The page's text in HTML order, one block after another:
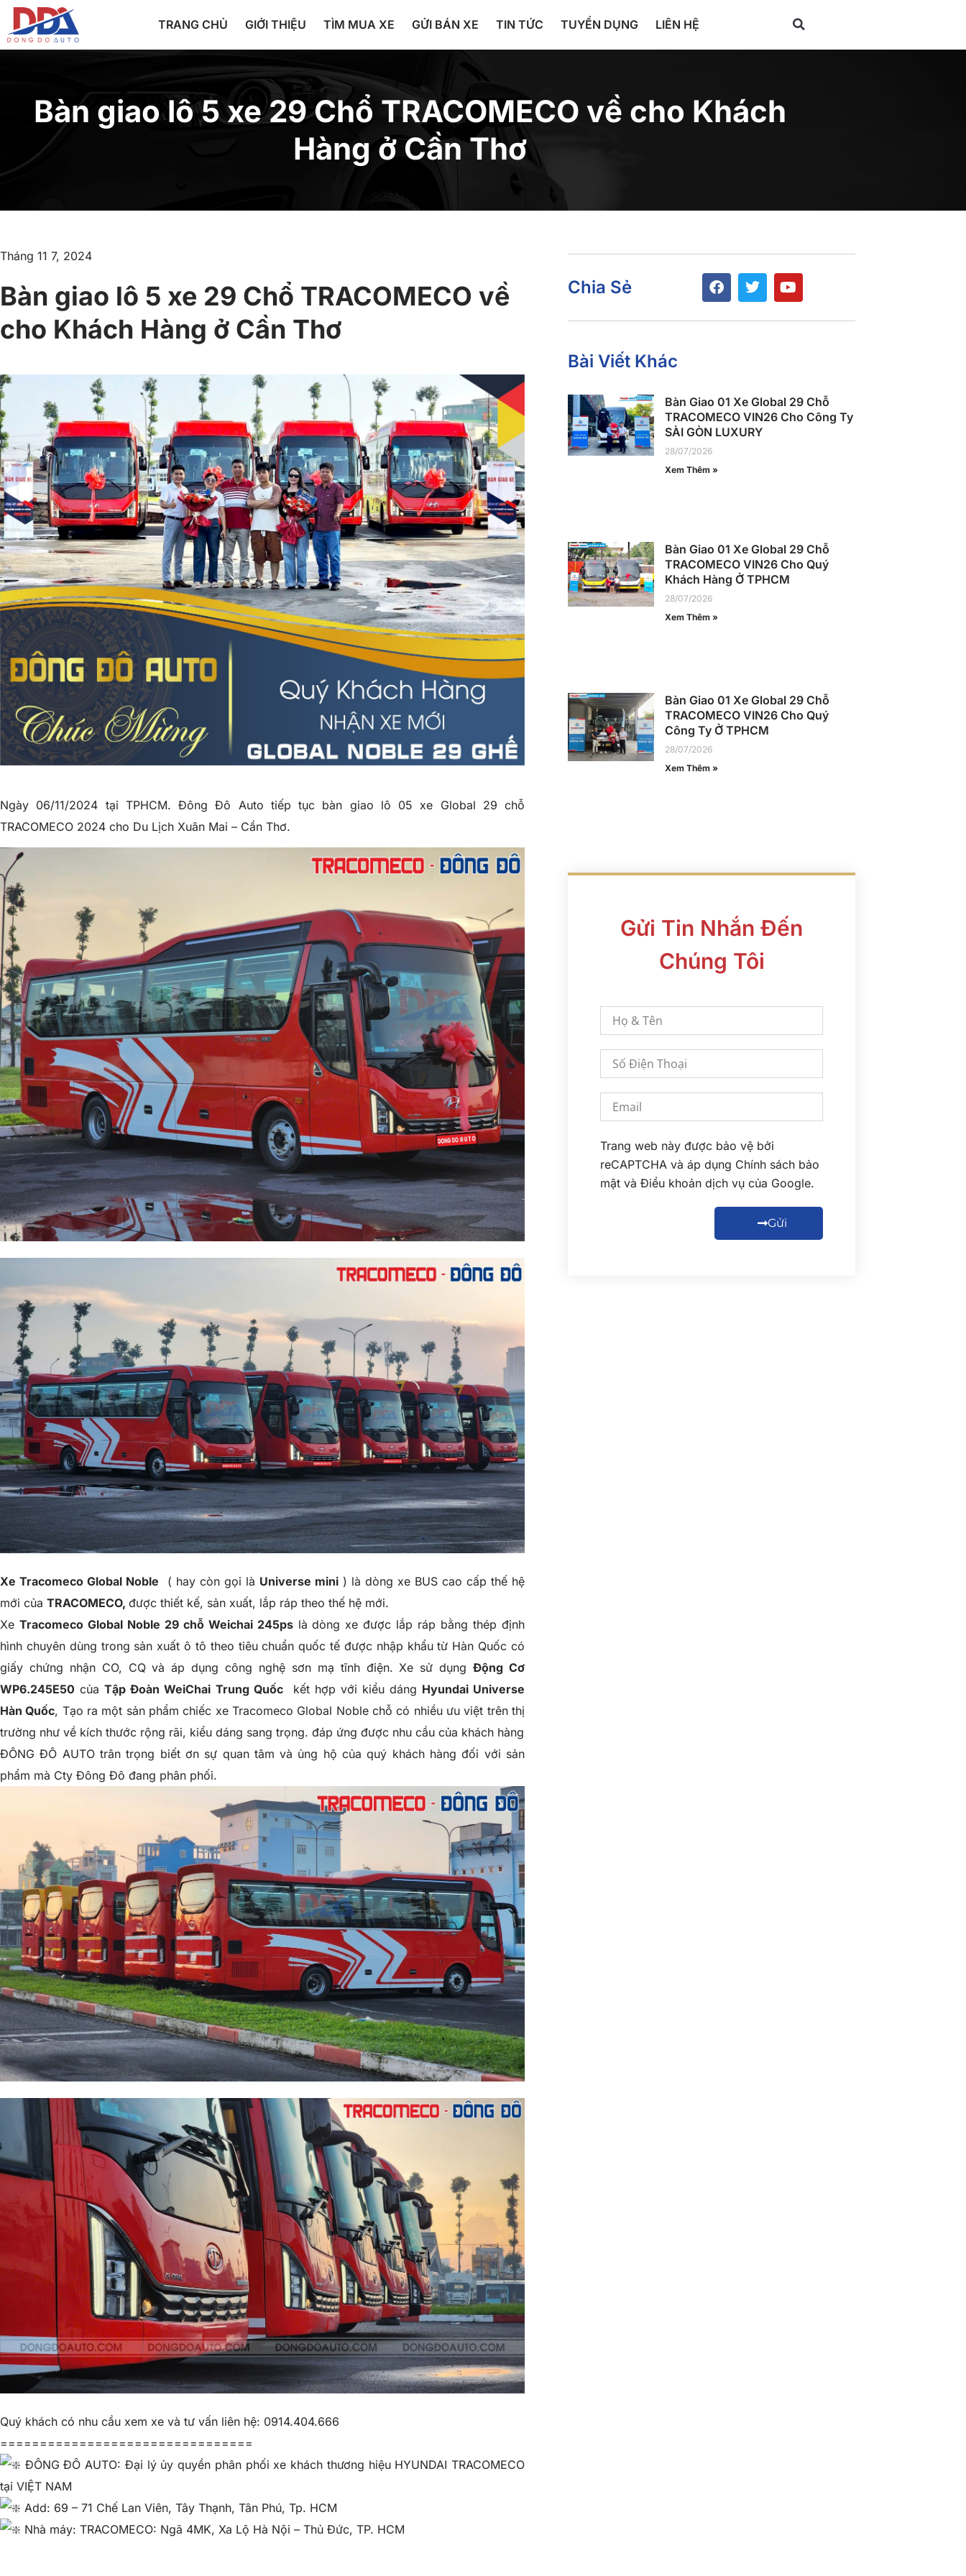
TRANG CHỦ GIỚI THIỆU TÌM MUA XE GỬI BÁN XE TIN TỨC TUYỂN DỤNG LIÊN HỆ
Bàn giao lô 5 xe 29 Chổ TRACOMECO về cho Khách
Hàng ở Cần Thơ
Tháng 11 7, 2024
Bàn giao lô 5 xe 29 Chổ TRACOMECO về
cho Khách Hàng ở Cần Thơ
Ngày 06/11/2024 tại TPHCM. Đông Đô Auto tiếp tục bàn giao lô 05 xe Global 29 chỗ
TRACOMECO 2024 cho Du Lịch Xuân Mai – Cần Thơ.
Xe Tracomeco Global Noble ( hay còn gọi là Universe mini ) là dòng xe BUS cao cấp thế hệ
mới của TRACOMECO, được thiết kế, sản xuất, lắp ráp theo thế hệ mới.
Xe Tracomeco Global Noble 29 chỗ Weichai 245pslà dòng xe được lắp ráp bằng thép định
hình chuyên dùng trong sản xuất ô tô theo tiêu chuẩn quốc tế được nhập khẩu từ Hàn Quốc có
giấy chứng nhận CO, CQ và áp dụng công nghệ sơn mạ tĩnh điện. Xe sử dụngĐộng Cơ
WP6.245E50 của Tập Đoàn WeiChai Trung Quốc kết hợp với kiểu dáng Hyundai Universe
Hàn Quốc, Tạo ra một sản phẩm chiếc xeTracomeco Global Noblechỗ có nhiều ưu việt trên thị
trường như về kích thước rộng rãi, kiểu dáng sang trọng. đáp ứng được nhu cầu của khách hàng
ĐÔNG ĐÔ AUTO trân trọng biết ơn sự quan tâm và ủng hộ của quý khách hàng đối với sản
phẩm mà Cty Đông Đô đang phân phối.
Quý khách có nhu cầu xem xe và tư vấn liên hệ: 0914.404.666
================================
ĐÔNG ĐÔ AUTO: Đại lý ủy quyền phân phối xe khách thương hiệu HYUNDAI TRACOMECO
tại VIỆT NAM
Add: 69 – 71 Chế Lan Viên, Tây Thạnh, Tân Phú, Tp. HCM
Nhà máy: TRACOMECO: Ngã 4MK, Xa Lộ Hà Nội – Thủ Đức, TP. HCM
Chia Sẻ
Bài Viết Khác
Bàn Giao 01 Xe Global 29 Chỗ
TRACOMECO VIN26 Cho Công Ty
SÀI GÒN LUXURY
28/07/2026
Xem Thêm »
Bàn Giao 01 Xe Global 29 Chỗ
TRACOMECO VIN26 Cho Quý
Khách Hàng Ở TPHCM
28/07/2026
Xem Thêm »
Bàn Giao 01 Xe Global 29 Chỗ
TRACOMECO VIN26 Cho Quý
Công Ty Ở TPHCM
28/07/2026
Xem Thêm »
Gửi Tin Nhắn Đến
Chúng Tôi
Trang web này được bảo vệ bởi
reCAPTCHA và áp dụng Chính sách bảo
mật và Điều khoản dịch vụ của Google.
Gửi